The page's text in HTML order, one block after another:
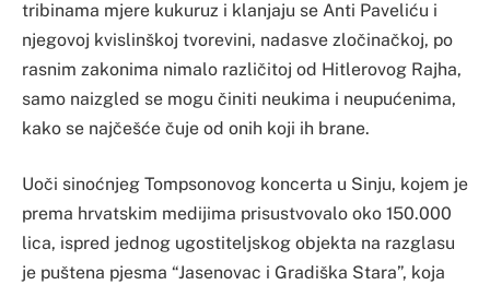
tribinama mjere kukuruz i klanjaju se Anti Paveliću i
njegovoj kvislinškoj tvorevini, nadasve zločinačkoj, po
rasnim zakonima nimalo različitoj od Hitlerovog Rajha,
samo naizgled se mogu činiti neukima i neupućenima,
kako se najčešće čuje od onih koji ih brane.
Uoči sinoćnjeg Tompsonovog koncerta u Sinju, kojem je
prema hrvatskim medijima prisustvovalo oko 150.000
lica, ispred jednog ugostiteljskog objekta na razglasu
je puštena pjesma “Jasenovac i Gradiška Stara”, koja